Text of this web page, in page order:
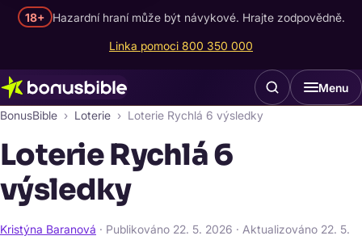
18+ Hazardní hraní může být návykové. Hrajte zodpovědně.
Linka pomoci 800 350 000
Menu
BonusBible Loterie Loterie Rychlá 6 výsledky
Loterie Rychlá 6
výsledky
Kristýna Baranová · Publikováno 22. 5. 2026 · Aktualizováno 22. 5.